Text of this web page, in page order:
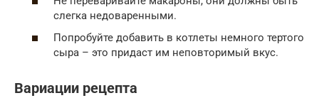
слегка недоваренными.
Попробуйте добавить в котлеты немного тертого
сыра – это придаст им неповторимый вкус.
Вариации рецепта